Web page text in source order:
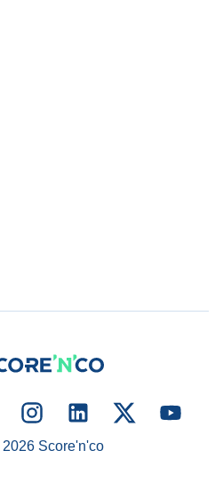
2026Score'n'co